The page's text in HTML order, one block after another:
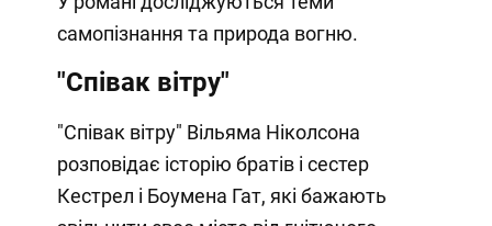
самопізнання та природа вогню.
"Співак вітру"
"Співак вітру" Вільяма Ніколсона
розповідає історію братів і сестер
Кестрел і Боумена Гат, які бажають